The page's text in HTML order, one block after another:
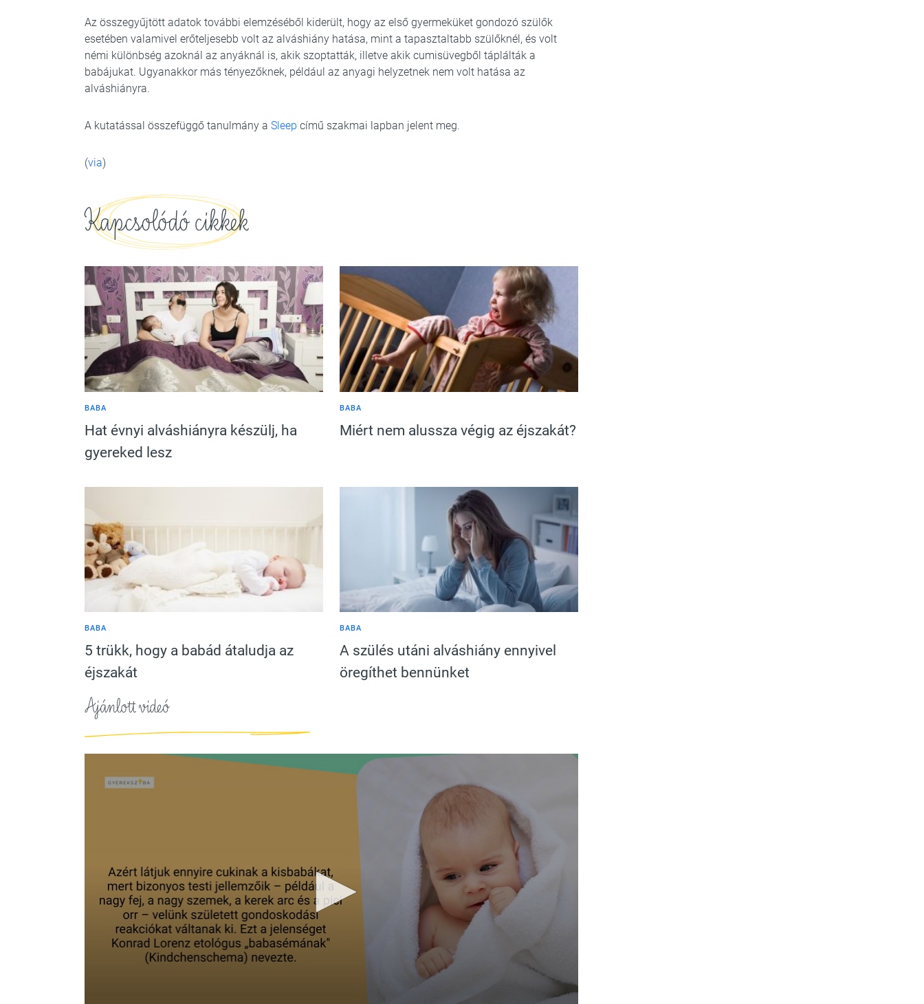
Az összegyűjtött adatok további elemzéséből kiderült, hogy az első gyermeküket gondozó szülők
esetében valamivel erőteljesebb volt az alváshiány hatása, mint a tapasztaltabb szülőknél, és volt
némi különbség azoknál az anyáknál is, akik szoptatták, illetve akik cumisüvegből táplálták a
babájukat. Ugyanakkor más tényezőknek, például az anyagi helyzetnek nem volt hatása az
alváshiányra.
A kutatással összefüggő tanulmány a Sleep című szakmai lapban jelent meg.
(via)
Kapcsolódó cikkek
BABA
Hat évnyi alváshiányra készülj, ha
gyereked lesz
BABA
Miért nem alussza végig az éjszakát?
BABA
5 trükk, hogy a babád átaludja az
éjszakát
BABA
A szülés utáni alváshiány ennyivel
öregíthet bennünket
Ajánlott videó